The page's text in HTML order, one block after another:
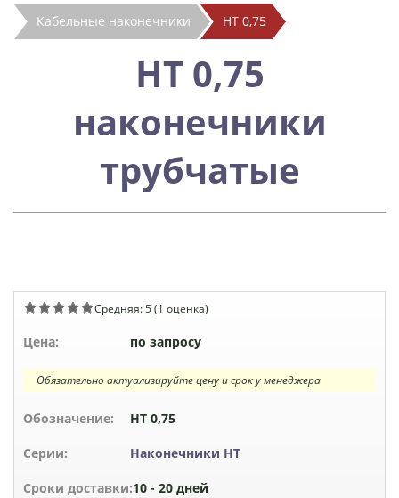
Кабельные наконечники НТ 0,75
НТ 0,75
наконечники
трубчатые
Средняя:5(1 оценка)
Цена: по запросу
Обязательно актуализируйте цену и срок у менеджера
Обозначение: НТ 0,75
Серии: Наконечники НТ
Сроки доставки:10 - 20 дней